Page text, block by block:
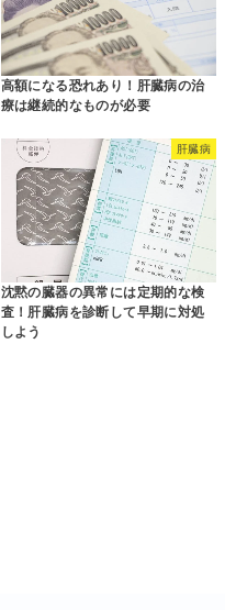
高額になる恐れあり！肝臓病の治
療は継続的なものが必要
肝臓病
沈黙の臓器の異常には定期的な検
査！肝臓病を診断して早期に対処
しよう